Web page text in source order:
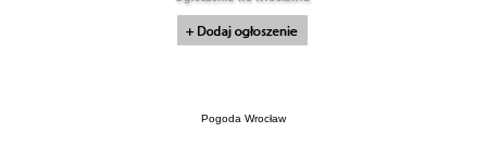
Pogoda Wrocław